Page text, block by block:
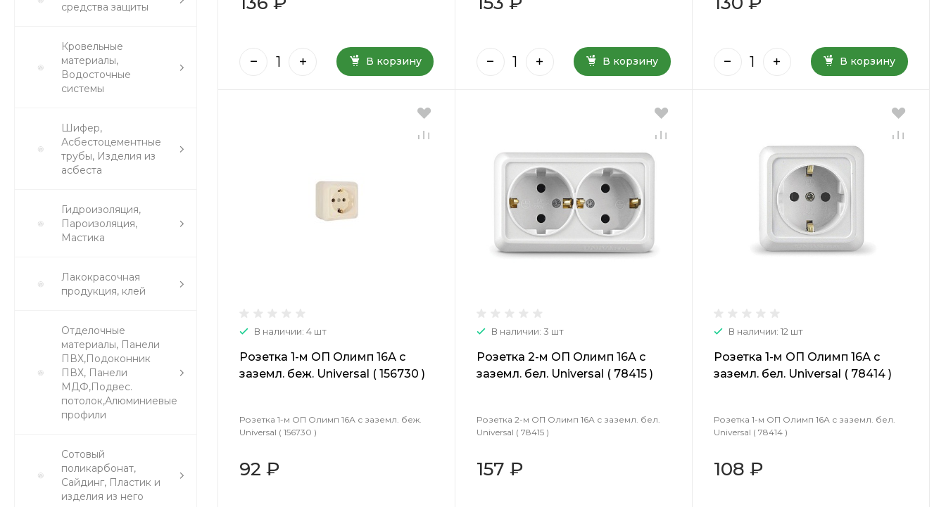
средства защиты
Кровельные
материалы,
Водосточные
системы
Шифер,
Асбестоцементные
трубы, Изделия из
асбеста
Гидроизоляция,
Пароизоляция,
Мастика
Лакокрасочная
продукция, клей
Отделочные
материалы, Панели
ПВХ,Подоконник
ПВХ, Панели
МДФ,Подвес.
потолок,Алюминиевые
профили
Сотовый
поликарбонат,
Сайдинг, Пластик и
изделия из него
В корзину В корзину В корзину
В наличии: 4 шт
Розетка 1-м ОП Олимп 16А с
заземл. беж. Universal ( 156730 )
Розетка 1-м ОП Олимп 16А с заземл. беж.
Universal ( 156730 )
92 ₽
В наличии: 3 шт
Розетка 2-м ОП Олимп 16А с
заземл. бел. Universal ( 78415 )
Розетка 2-м ОП Олимп 16А с заземл. бел.
Universal ( 78415 )
157 ₽
В наличии: 12 шт
Розетка 1-м ОП Олимп 16А с
заземл. бел. Universal ( 78414 )
Розетка 1-м ОП Олимп 16А с заземл. бел.
Universal ( 78414 )
108 ₽